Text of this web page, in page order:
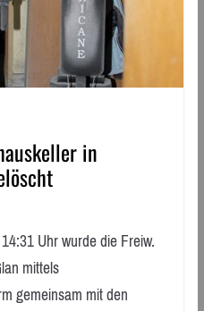
in
Uhr wurde die Freiw.
mittels
gemeinsam mit den